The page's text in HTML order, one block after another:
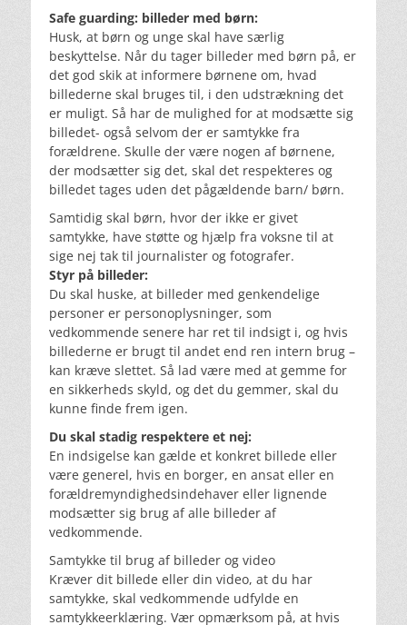
Safe guarding: billeder med børn:
Husk, at børn og unge skal have særlig
beskyttelse. Når du tager billeder med børn på, er
det god skik at informere børnene om, hvad
billederne skal bruges til, i den udstrækning det
er muligt. Så har de mulighed for at modsætte sig
billedet- også selvom der er samtykke fra
forældrene. Skulle der være nogen af børnene,
der modsætter sig det, skal det respekteres og
billedet tages uden det pågældende barn/ børn.
Samtidig skal børn, hvor der ikke er givet
samtykke, have støtte og hjælp fra voksne til at
sige nej tak til journalister og fotografer.
Styr på billeder:
Du skal huske, at billeder med genkendelige
personer er personoplysninger, som
vedkommende senere har ret til indsigt i, og hvis
billederne er brugt til andet end ren intern brug –
kan kræve slettet. Så lad være med at gemme for
en sikkerheds skyld, og det du gemmer, skal du
kunne finde frem igen.
Du skal stadig respektere et nej:
En indsigelse kan gælde et konkret billede eller
være generel, hvis en borger, en ansat eller en
forældremyndighedsindehaver eller lignende
modsætter sig brug af alle billeder af
vedkommende.
Samtykke til brug af billeder og video
Kræver dit billede eller din video, at du har
samtykke, skal vedkommende udfylde en
samtykkeerklæring. Vær opmærksom på, at hvis